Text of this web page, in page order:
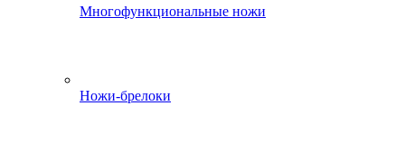
Многофункциональные ножи
Ножи-брелоки